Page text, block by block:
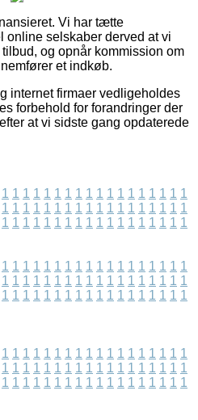
Vi har tætte
online selskaber derved at vi
og opnår kommission om
et indkøb.
internet firmaer vedligeholdes
forbehold for forandringer der
at vi sidste gang opdaterede
1 1 1 1 1 1 1 1 1 1 1 1 1 1 1 1 1 1
1 1 1 1 1 1 1 1 1 1 1 1 1 1 1 1 1 1
1 1 1 1 1 1 1 1 1 1 1 1 1 1 1 1 1 1
1 1 1 1 1 1 1 1 1 1 1 1 1 1 1 1 1 1
1 1 1 1 1 1 1 1 1 1 1 1 1 1 1 1 1 1
1 1 1 1 1 1 1 1 1 1 1 1 1 1 1 1 1 1
1 1 1 1 1 1 1 1 1 1 1 1 1 1 1 1 1 1
1 1 1 1 1 1 1 1 1 1 1 1 1 1 1 1 1 1
1 1 1 1 1 1 1 1 1 1 1 1 1 1 1 1 1 1